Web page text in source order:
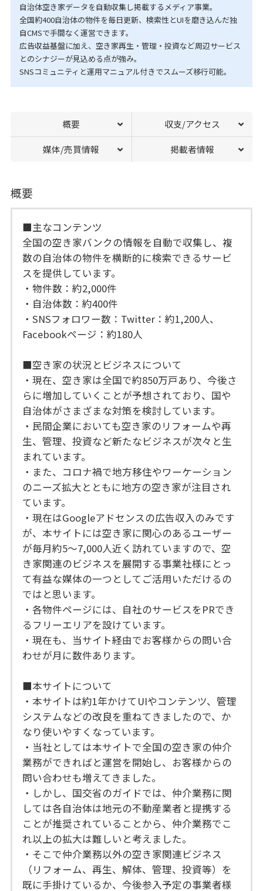
自治体空き家データを自動収集し掲載するメディア事業。
全国約400自治体の物件を毎日更新、検索性とUIを磨き込んだ独
自CMSで手間なく運営できます。
広告収益基盤に加え、空き家再生・管理・投資など周辺サービス
とのシナジーが見込める点が強み。
SNSコミュニティと運用マニュアル付きでスムーズ移行可能。
概要 収支/アクセス
媒体/売買情報 掲載者情報
概要
■主なコンテンツ
全国の空き家バンクの情報を自動で収集し、複
数の自治体の物件を横断的に検索できるサービ
スを提供しています。
・物件数：約2,000件
・自治体数：約400件
・SNSフォロワー数：Twitter：約1,200人、
Facebookページ：約180人
■空き家の状況とビジネスについて
・現在、空き家は全国で約850万戸あり、今後さ
らに増加していくことが予想されており、国や
自治体がさまざまな対策を検討しています。
・民間企業においても空き家のリフォームや再
生、管理、投資など新たなビジネスが次々と生
まれています。
・また、コロナ禍で地方移住やワーケーション
のニーズ拡大とともに地方の空き家が注目され
ています。
・現在はGoogleアドセンスの広告収入のみです
が、本サイトには空き家に関心のあるユーザー
が毎月約5～7,000人近く訪れていますので、空
き家関連のビジネスを展開する事業社様にとっ
て有益な媒体の一つとしてご活用いただけるの
ではと思います。
・各物件ページには、自社のサービスをPRでき
るフリーエリアを設けています。
・現在も、当サイト経由でお客様からの問い合
わせが月に数件あります。
■本サイトについて
・本サイトは約1年かけてUIやコンテンツ、管理
システムなどの改良を重ねてきましたので、か
なり使いやすくなっています。
・当社としては本サイトで全国の空き家の仲介
業務ができればと運営を開始し、お客様からの
問い合わせも増えてきました。
・しかし、国交省のガイドでは、仲介業務に関
しては各自治体は地元の不動産業者と提携する
ことが推奨されていることから、仲介業務でこ
れ以上の拡大は難しいと考えました。
・そこで仲介業務以外の空き家関連ビジネス
（リフォーム、再生、解体、管理、投資等）を
既に手掛けているか、今後参入予定の事業者様